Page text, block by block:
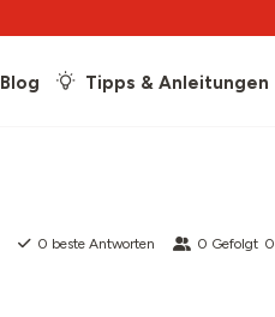
Blog Tipps & Anleitungen
0 beste Antworten 0 Gefolgt 0